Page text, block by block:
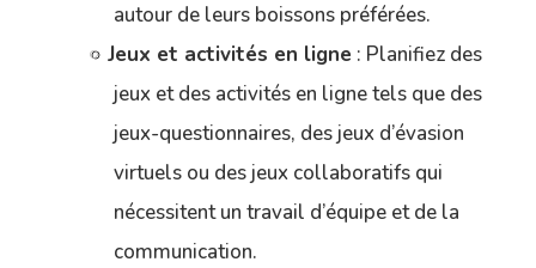
autour de leurs boissons préférées.
Jeux et activités en ligne : Planifiez des
jeux et des activités en ligne tels que des
jeux-questionnaires, des jeux d’évasion
virtuels ou des jeux collaboratifs qui
nécessitent un travail d’équipe et de la
communication.